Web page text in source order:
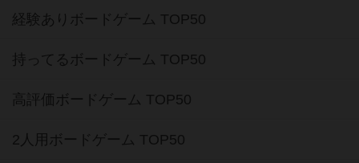
経験ありボードゲーム TOP50
持ってるボードゲーム TOP50
高評価ボードゲーム TOP50
2人用ボードゲーム TOP50